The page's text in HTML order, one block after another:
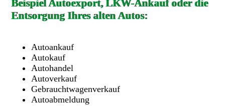
Beispiel Autoexport, LKW-Ankauf oder die
Entsorgung Ihres alten Autos:
Autoankauf
Autokauf
Autohandel
Autoverkauf
Gebrauchtwagenverkauf
Autoabmeldung